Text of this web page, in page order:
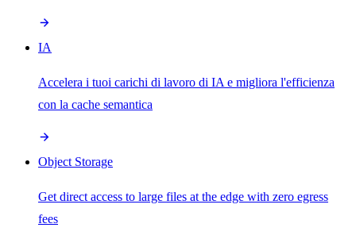
IA
Accelera i tuoi carichi di lavoro di IA e migliora l'efficienza
con la cache semantica
Object Storage
Get direct access to large files at the edge with zero egress
fees